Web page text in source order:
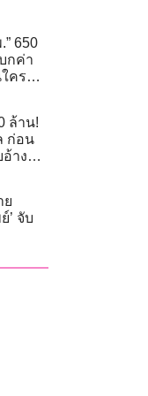
กค่า
คร
ล้าน!
ก่อน
าง
ย
’ จับ